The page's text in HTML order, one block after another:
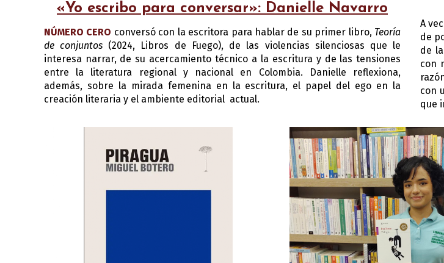
«Yo escribo para conversar»: Danielle Navarro
NÚMERO CERO conversó con la escritora para hablar de su primer libro, Teoría
de conjuntos(2024, Libros de Fuego), de las violencias silenciosas que le
interesa narrar, de su acercamiento técnico a la escritura y de las tensiones
entre la literatura regional y nacional en Colombia. Danielle reflexiona,
además, sobre la mirada femenina en la escritura, el papel del ego en la
creación literaria y el ambiente editorial actual.
A
de
de
con
con
que